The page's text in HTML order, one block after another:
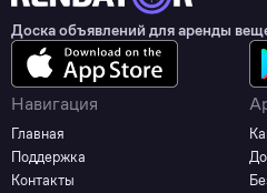
Доска объявлений для аренды
Навигация
Главная
Поддержка
Контакты